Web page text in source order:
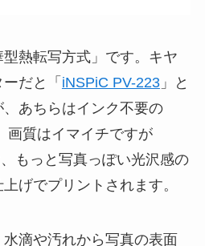
熱転写方式」です。キヤ
だと「 iNSPiC PV-223」と
あちらはインク不要の
画質はイマイチですが
もっと写真っぽい光沢感の
げでプリントされます。
滴や汚れから写真の表面